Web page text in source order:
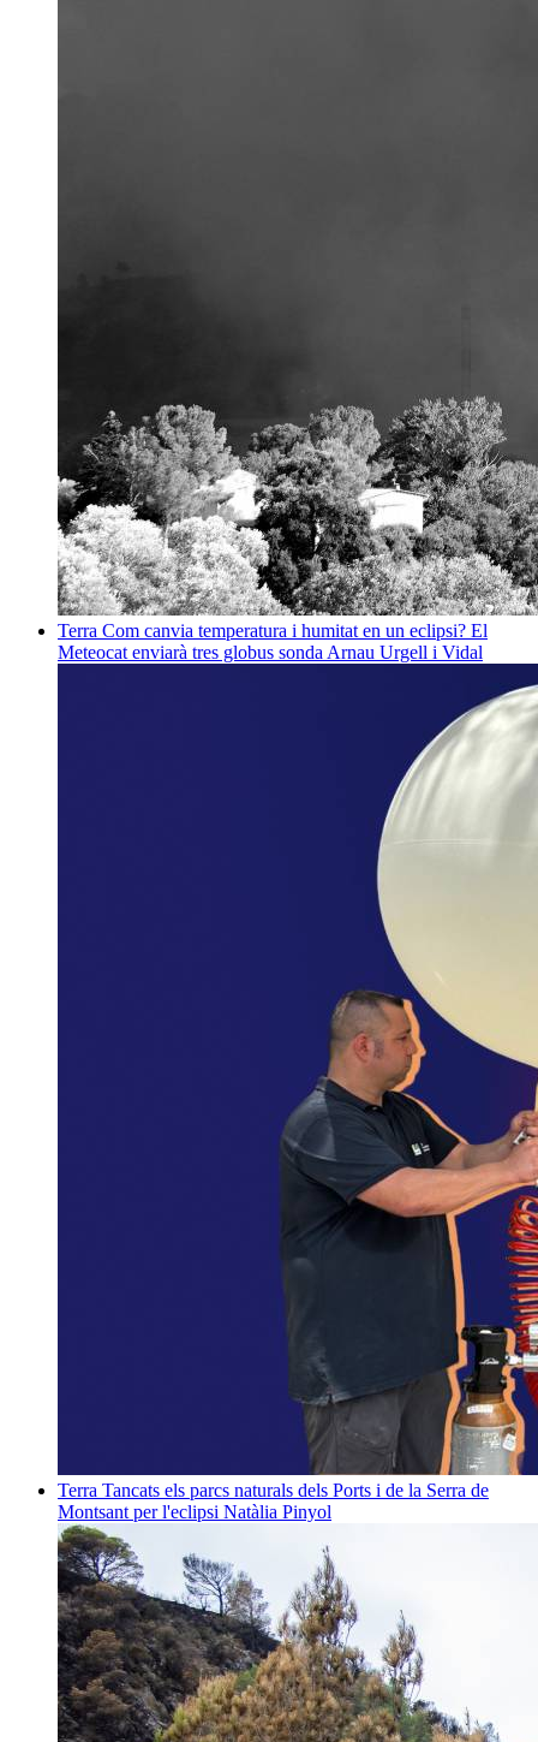
Terra Com canvia temperatura i humitat en un eclipsi? El
Meteocat enviarà tres globus sonda Arnau Urgell i Vidal
Terra Tancats els parcs naturals dels Ports i de la Serra de
Montsant per l'eclipsi Natàlia Pinyol